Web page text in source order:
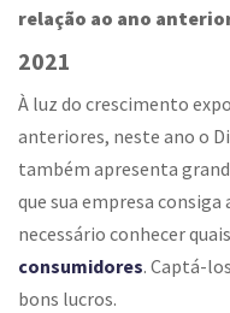
relação ao ano
2021
À luz do crescimento
anteriores, neste ano o
também apresenta
que sua empresa
necessário conhecer
consumidores. Captá-
bons lucros.